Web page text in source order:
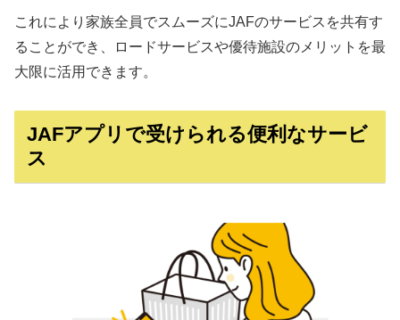
これにより家族全員でスムーズにJAFのサービスを共有す
ることができ、ロードサービスや優待施設のメリットを最
大限に活用できます。
JAFアプリで受けられる便利なサービ
ス